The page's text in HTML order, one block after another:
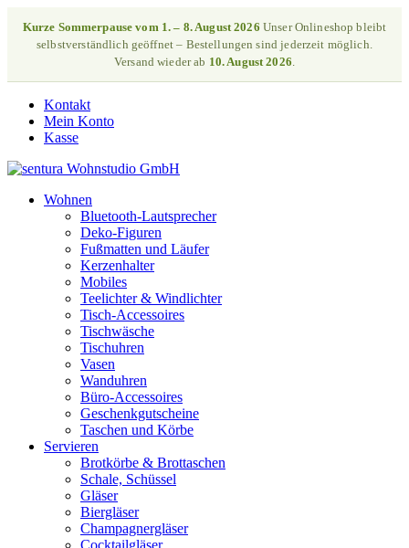
Kurze Sommerpause vom 1. – 8. August 2026 Unser Onlineshop bleibt
selbstverständlich geöffnet – Bestellungen sind jederzeit möglich.
Versand wieder ab 10. August 2026.
Kontakt
Mein Konto
Kasse
Wohnen
Bluetooth-Lautsprecher
Deko-Figuren
Fußmatten und Läufer
Kerzenhalter
Mobiles
Teelichter & Windlichter
Tisch-Accessoires
Tischwäsche
Tischuhren
Vasen
Wanduhren
Büro-Accessoires
Geschenkgutscheine
Taschen und Körbe
Servieren
Brotkörbe & Brottaschen
Schale, Schüssel
Gläser
Biergläser
Champagnergläser
Cocktailgläser